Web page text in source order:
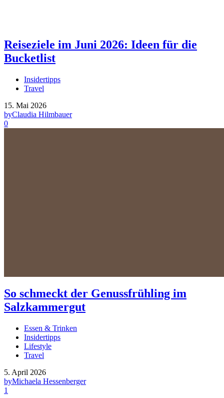
Reiseziele im Juni 2026: Ideen für die
Bucketlist
Insidertipps
Travel
15. Mai 2026
byClaudia Hilmbauer
0
So schmeckt der Genussfrühling im
Salzkammergut
Essen & Trinken
Insidertipps
Lifestyle
Travel
5. April 2026
byMichaela Hessenberger
1